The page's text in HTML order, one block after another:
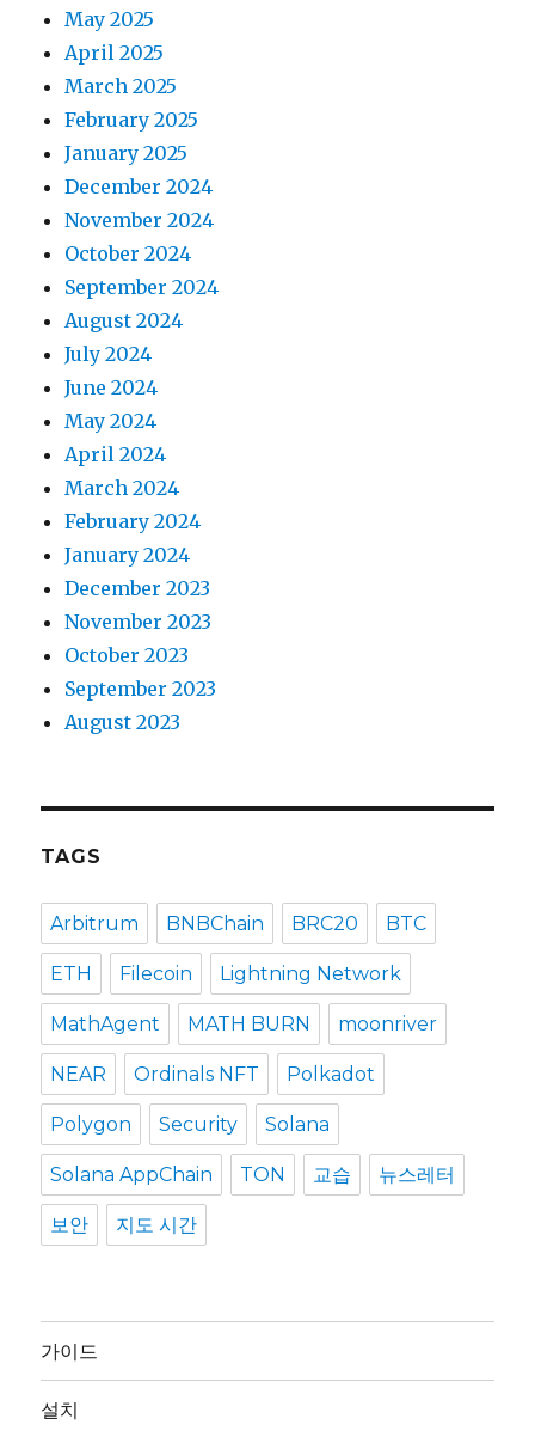
May 2025
April 2025
March 2025
February 2025
January 2025
December 2024
November 2024
October 2024
September 2024
August 2024
July 2024
June 2024
May 2024
April 2024
March 2024
February 2024
January 2024
December 2023
November 2023
October 2023
September 2023
August 2023
TAGS
Arbitrum BNBChain BRC20 BTC
ETH Filecoin Lightning Network
MathAgent MATH BURN moonriver
NEAR Ordinals NFT Polkadot
Polygon Security Solana
Solana AppChain TON 교습 뉴스레터
보안 지도 시간
가이드
설치